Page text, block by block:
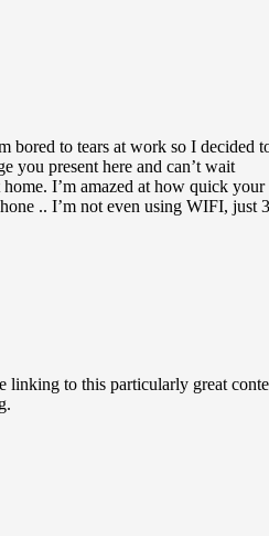
bored to tears at work so I
you present here and can’t wait
I’m amazed at how quick your
.. I’m not even using WIFI, just
linking to this particularly great